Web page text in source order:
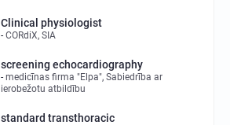
Clinical physiologist
CORdiX, SIA
screening echocardiography
medicīnas firma "Elpa", Sabiedrība ar
ierobežotu atbildību
standard transthoracic